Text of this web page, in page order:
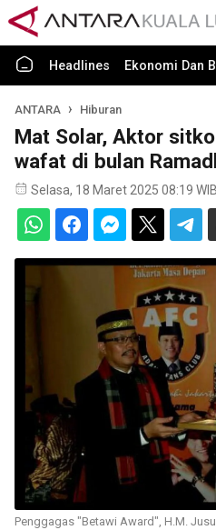
Headlines Ekonomi Dan
ANTARA Hiburan
Mat Solar, Aktor
wafat di bulan
Selasa, 18 Maret 2025 08:19 WIB
Penggagas "Betawi Award", H.M.